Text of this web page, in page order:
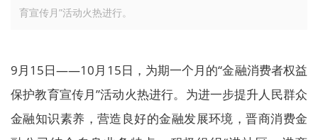
育宣传月”活动火热进行。
9月15日——10月15日，为期一个月的“金融消费者权益
保护教育宣传月”活动火热进行。为进一步提升人民群众
金融知识素养，营造良好的金融发展环境，晋商消费金